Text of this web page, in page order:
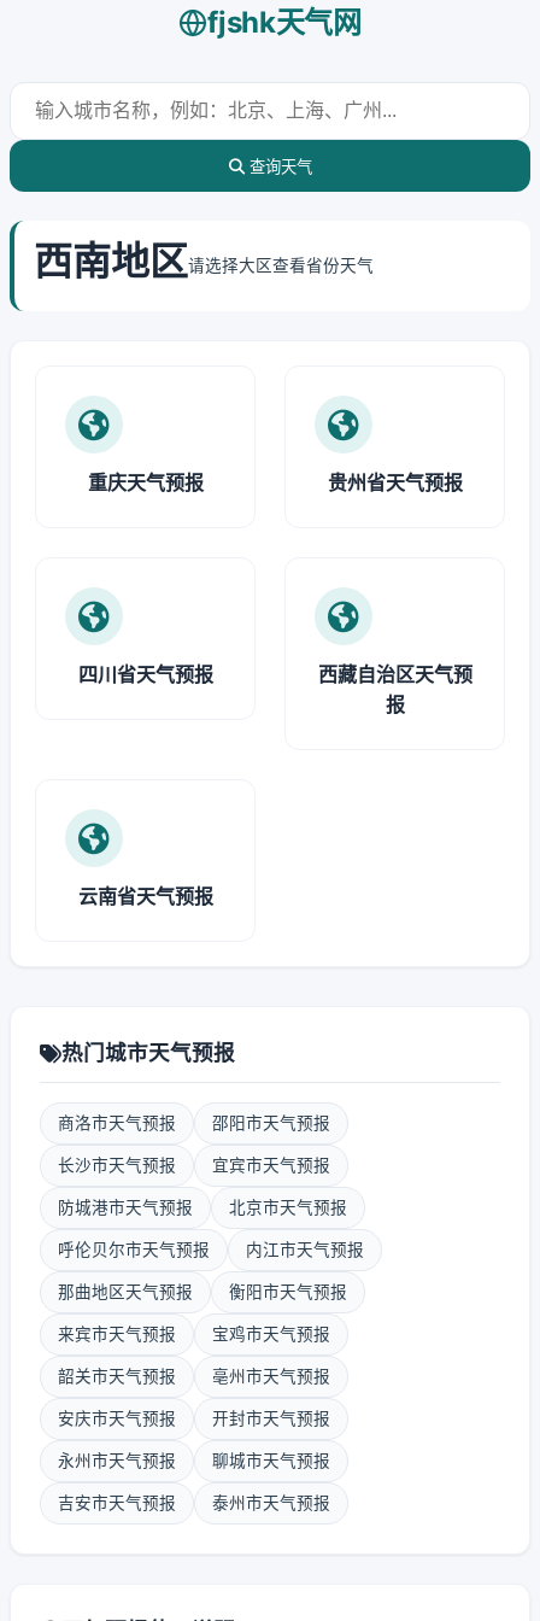
fjshk天气网
查询天气
西南地区请选择大区查看省份天气
重庆天气预报 贵州省天气预报
四川省天气预报
西藏自治区天气预
报
云南省天气预报
热门城市天气预报
商洛市天气预报 邵阳市天气预报
长沙市天气预报 宜宾市天气预报
防城港市天气预报 北京市天气预报
呼伦贝尔市天气预报 内江市天气预报
那曲地区天气预报 衡阳市天气预报
来宾市天气预报 宝鸡市天气预报
韶关市天气预报 亳州市天气预报
安庆市天气预报 开封市天气预报
永州市天气预报 聊城市天气预报
吉安市天气预报 泰州市天气预报